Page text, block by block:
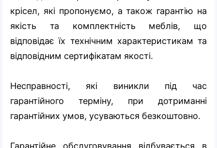
крісел, які пропонуємо, а також гарантію на
якість та комплектність меблів, що
відповідає їх технічним характеристикам та
відповідним сертифікатам якості.
Несправності, які виникли під час
гарантійного терміну, при дотриманні
гарантійних умов, усуваються безкоштовно.
Гарантійне обслуговування відбувається в